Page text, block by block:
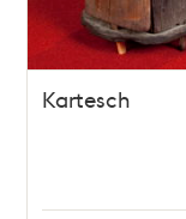
Kartesch